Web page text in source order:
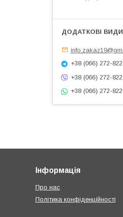
+38 (066) 272-
+38 (066) 272-
+38 (066) 272-
Інформація
Про нас
Політика конфіденційності